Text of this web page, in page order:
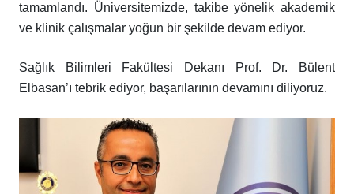
tamamlandı. Üniversitemizde, takibe yönelik akademik
ve klinik çalışmalar yoğun bir şekilde devam ediyor.
Sağlık Bilimleri Fakültesi Dekanı Prof. Dr. Bülent
Elbasan’ı tebrik ediyor, başarılarının devamını diliyoruz.